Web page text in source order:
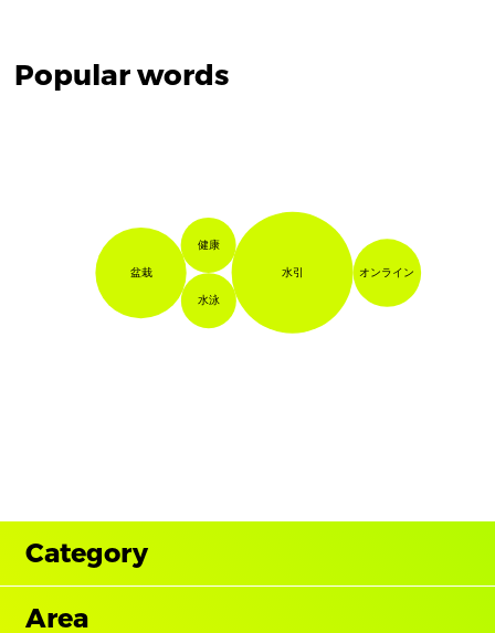
Popular words
水泳
健康
オンライン
盆栽 水引
Category
Area